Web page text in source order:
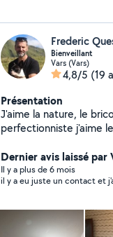
Frederic
Bienveillant
Vars (Vars)
4,8/5 (19
Présentation
J'aime la nature, le
perfectionniste j'aime le travail
Je peint je pose de la
travaux de maçonnerie
m'engage sur un
est que le client soit
Dernier avis laissé par
Il y a plus de 6 mois
il y a eu juste un contact et